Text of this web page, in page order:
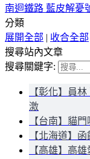
南迴鐵路 藍皮解憂
分類
展開全部 | 收合全部
搜尋站內文章
搜尋關鍵字:
【彰化】員
激
【台南】貓
【北海道】
【高雄】高